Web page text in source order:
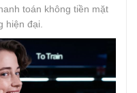
toán không tiền mặt
hiện đại.